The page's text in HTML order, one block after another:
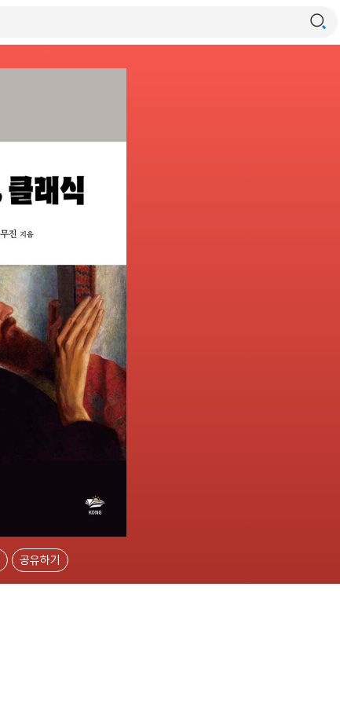
공유하기